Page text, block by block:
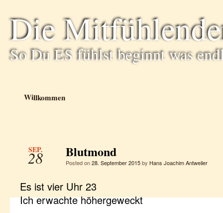
Die
So Du ES fühlst beginnt was
Willkommen
SEP.
28 Blutmond
Posted on28. September 2015by Hans Joachim Antweiler
Es ist vier Uhr 23
Ich erwachte höhergeweckt